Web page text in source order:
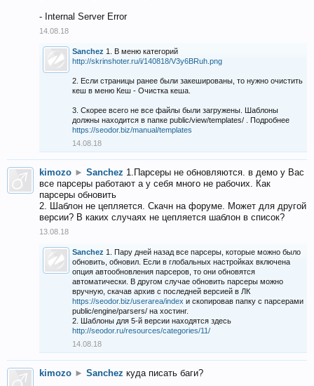
- Internal Server Error
14.08.18
Sanchez 1. В меню категорий
http://skrinshoter.ru/i/140818/V3y6BRuh.png
2. Если страницы ранее были закешированы, то нужно очистить
кеш в меню Кеш - Очистка кеша.
3. Скорее всего не все файлы были загружены. Шаблоны
должны находится в папке public/view/templates/ . Подробнее
https://seodor.biz/manual/templates
14.08.18
kimozo ► Sanchez 1.Парсеры не обновляются. в демо у Вас
все парсеры работают а у себя много не рабочих. Как
парсеры обновить
2. Шаблон не цепляется. Скачн на форуме. Может для другой
версии? В каких случаях не цепляется шаблон в список?
13.08.18
Sanchez 1. Пару дней назад все парсеры, которые можно было
обновить, обновил. Если в глобальных настройках включена
опция автообновления парсеров, то они обновятся
автоматически. В другом случае обновить парсеры можно
вручную, скачав архив с последней версией в ЛК
https://seodor.biz/userarea/index и скопировав папку с парсерами
public/engine/parsers/ на хостинг.
2. Шаблоны для 5-й версии находятся здесь
http://seodor.ru/resources/categories/11/
14.08.18
kimozo ► Sanchez куда писать баги?